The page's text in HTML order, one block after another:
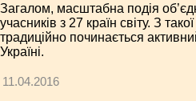
Загалом, масштабна подія
учасників з 27 країн світу. З
традиційно починається
Україні.
11.04.2016